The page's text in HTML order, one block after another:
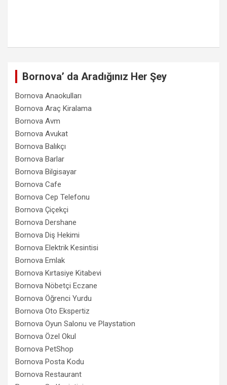
Bornova’ da Aradığınız Her Şey
Bornova Anaokulları
Bornova Araç Kiralama
Bornova Avm
Bornova Avukat
Bornova Balıkçı
Bornova Barlar
Bornova Bilgisayar
Bornova Cafe
Bornova Cep Telefonu
Bornova Çiçekçi
Bornova Dershane
Bornova Diş Hekimi
Bornova Elektrik Kesintisi
Bornova Emlak
Bornova Kırtasiye Kitabevi
Bornova Nöbetçi Eczane
Bornova Öğrenci Yurdu
Bornova Oto Ekspertiz
Bornova Oyun Salonu ve Playstation
Bornova Özel Okul
Bornova PetShop
Bornova Posta Kodu
Bornova Restaurant